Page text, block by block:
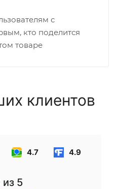
с
кто поделится
товаре
клиентов
4.7 4.9
из 5